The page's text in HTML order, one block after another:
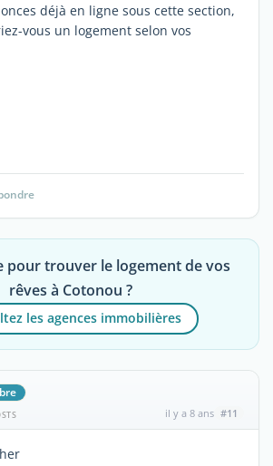
déjà en ligne sous cette section,
vous un logement selon vos
pour trouver le logement de vos
rêves à Cotonou ?
les agences immobilières
il y a 8 ans #11